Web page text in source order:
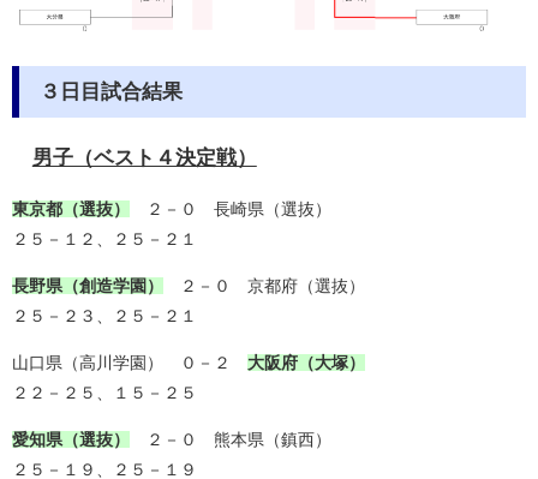
３日目試合結果
男子（ベスト４決定戦）
東京都（選抜）
２－０ 長崎県（選抜）
２５－１２、２５－２１
長野県（創造学園）
２－０ 京都府（選抜）
２５－２３、２５－２１
山口県（高川学園） ０－２ 大阪府（大塚）
２２－２５、１５－２５
愛知県（選抜）
２－０ 熊本県（鎮西）
２５－１９、２５－１９